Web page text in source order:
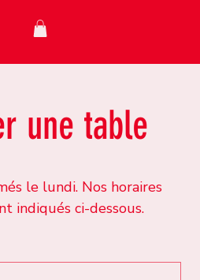
une table
le lundi. Nos horaires
indiqués ci-dessous.